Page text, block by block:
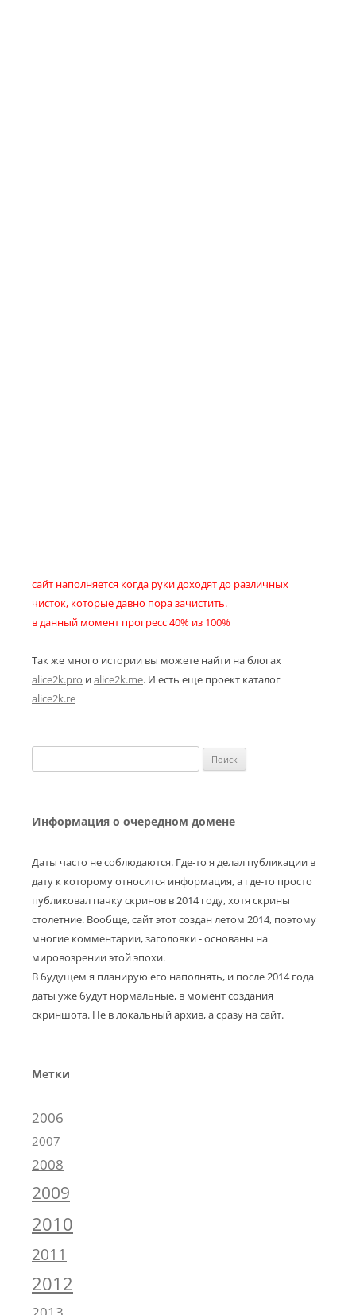
сайт наполняется когда руки доходят до различных
чисток, которые давно пора зачистить.
в данный момент прогресс 40% из 100%
Так же много истории вы можете найти на блогах
alice2k.pro иalice2k.me. И есть еще проект каталог
alice2k.re
Информация о очередном домене
Даты часто не соблюдаются. Где-то я делал публикации в
дату к которому относится информация, а где-то просто
публиковал пачку скринов в 2014 году, хотя скрины
столетние. Вообще, сайт этот создан летом 2014, поэтому
многие комментарии, заголовки - основаны на
мировозрении этой эпохи.
В будущем я планирую его наполнять, и после 2014 года
даты уже будут нормальные, в момент создания
скриншота. Не в локальный архив, а сразу на сайт.
Метки
2006
2007
2008
2009
2010
2011
2012